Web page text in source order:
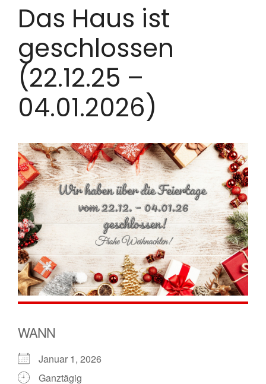
Das Haus ist
geschlossen
(22.12.25 –
04.01.2026)
WANN
Januar 1, 2026
Ganztägig